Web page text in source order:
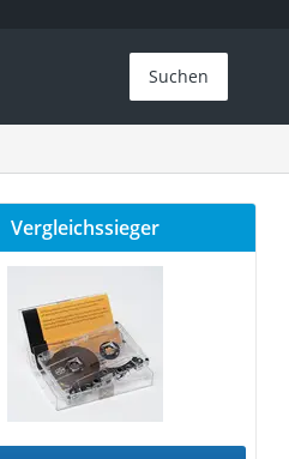
Suchen
Vergleichssieger